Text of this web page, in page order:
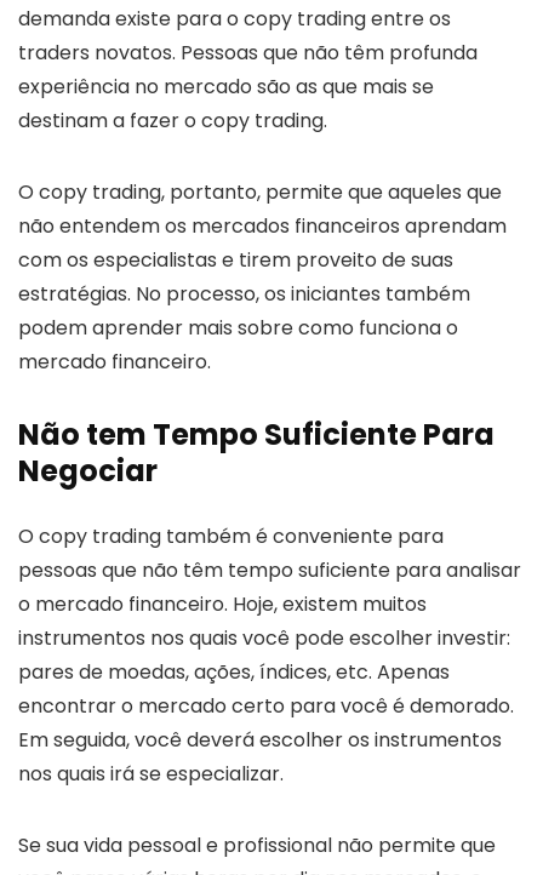
demanda existe para o copy trading entre os
traders novatos. Pessoas que não têm profunda
experiência no mercado são as que mais se
destinam a fazer o copy trading.
O copy trading, portanto, permite que aqueles que
não entendem os mercados financeiros aprendam
com os especialistas e tirem proveito de suas
estratégias. No processo, os iniciantes também
podem aprender mais sobre como funciona o
mercado financeiro.
Não tem Tempo Suficiente Para
Negociar
O copy trading também é conveniente para
pessoas que não têm tempo suficiente para analisar
o mercado financeiro. Hoje, existem muitos
instrumentos nos quais você pode escolher investir:
pares de moedas, ações, índices, etc. Apenas
encontrar o mercado certo para você é demorado.
Em seguida, você deverá escolher os instrumentos
nos quais irá se especializar.
Se sua vida pessoal e profissional não permite que